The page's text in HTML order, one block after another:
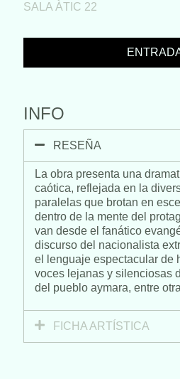
SALA ÀTIC 22​
INFO
RESEÑA
La obra presenta una
caótica, reflejada en la
paralelas que brotan en
dentro de la mente del
van desde el fanático
discurso del nacionalista
el lenguaje espectacular de
voces lejanas y silenciosas
del pueblo aymara, entre
FICHA ARTÍSTICA